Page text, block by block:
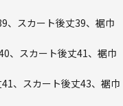
、スカート後丈39、裾巾
、スカート後丈41、裾巾
、スカート後丈43、裾巾